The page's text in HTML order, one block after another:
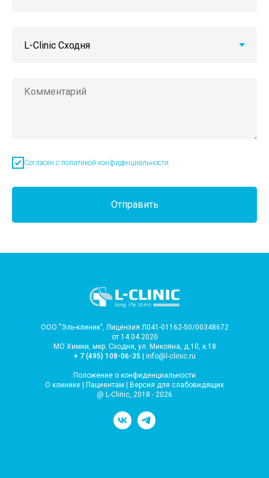
Согласен с политикой конфиденциальности
Отправить
ООО "Эль-клиник", Лицензия Л041-01162-50/00348672
от 14.04.2020
МО Химки, мкр. Сходня, ул. Микояна, д.10, к.18
+ 7 (495) 108-06-35 | info@l-clinic.ru
Положение о конфиденциальности
О клинике | Пациентам | Версия для слабовидящих
@ L-Clinic, 2018 - 2026